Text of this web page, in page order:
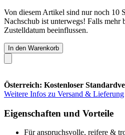
Von diesem Artikel sind nur noch 10
Nachschub ist unterwegs! Falls mehr
Zustelldatum beeinflussen.
In den Warenkorb
Österreich: Kostenloser
Weitere Infos zu Versand & Lieferung
Eigenschaften und Vorteile
Für anspruchsvolle, reifere &